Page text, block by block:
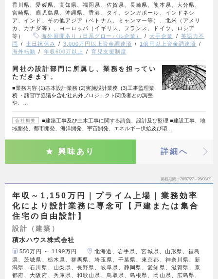
香川県、愛媛県、高知県、福岡県、佐賀県、長崎県、熊本県、大分県、
宮崎県、鹿児島県、沖縄県、香港、タイ、シンガポール、インドネシ
ア、インド、その他アジア（ベトナム、ミャンマー等）、北米（アメリ
カ、カナダ等）、ヨーロッパ（イギリス、フランス、ドイツ、ロシア
等）
海外展開あり（日系グローバル企業） 大手企業
英語力不
問
土日祝休み 3,000万円以上資金調達済
1億円以上資金調達済
海外転勤
年収600万以上 育児支援制度
同社の設計部門に所属し、業務を担ってい
ただきます。
■業務内容 (1)基本設計業務 (2)実施設計業務 (3)工事監理業
務 ・諸官庁協議を含む社内外プロジェクト関係者との調整
や、…
会社概要
■建築工事及び土木工事に関する請負、設計及び監理 ■建設工事、地
域開発、都市開発、海洋開発、宇宙開発、エネルギー供給及び環…
興味あり 詳細へ
掲載期間 26/07/27～26/08/09
年収～1,150万円｜プライム上場｜業務効率
化により設計業務に専念可【戸建または集合
住宅の自由設計】
設計（建築）
積水ハウス株式会社
550万円 ～ 1199万円
北海道、岩手県、宮城県、山形県、福島
県、茨城県、栃木県、群馬県、埼玉県、千葉県、東京都、神奈川県、新
潟県、石川県、山梨県、長野県、岐阜県、静岡県、愛知県、滋賀県、京
都府、大阪府、兵庫県、和歌山県、鳥取県、島根県、岡山県、広島県、